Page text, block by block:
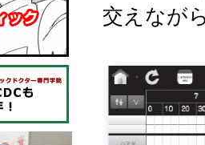
交えなが